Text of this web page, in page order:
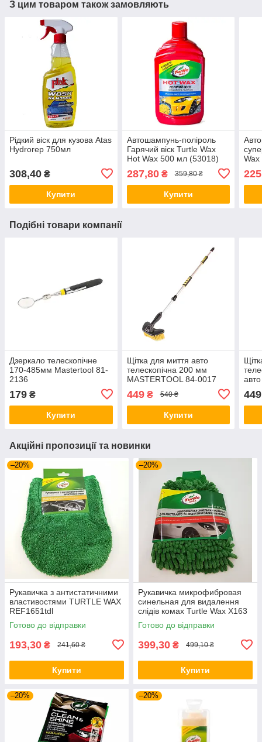
З цим товаром також замовляють
Рідкий віск для кузова Atas
Hydrorep 750мл
308,40 ₴
Купити
Автошампунь-поліроль
Гарячий віск Turtle Wax
Hot Wax 500 мл (53018)
287,80₴ 359,80 ₴
Купити
Подібні товари компанії
Дзеркало телескопічне
170-485мм Mastertool 81-
2136
179 ₴
Купити
Щітка для миття авто
телескопічна 200 мм
MASTERTOOL 84-0017
449₴ 540 ₴
Купити
449
Акційні пропозиції та новинки
–20%
Рукавичка з антистатичними
властивостями TURTLE WAX
REF1651tdl
Готово до відправки
193,30 ₴ 241,60 ₴
Купити
–20%
Рукавичка микрофибровая
синельная для видалення
слідів комах Turtle Wax X163
Готово до відправки
399,30 ₴ 499,10 ₴
Купити
–20% –20%